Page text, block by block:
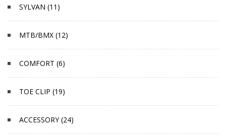
SYLVAN (11)
MTB/BMX (12)
COMFORT (6)
TOE CLIP (19)
ACCESSORY (24)